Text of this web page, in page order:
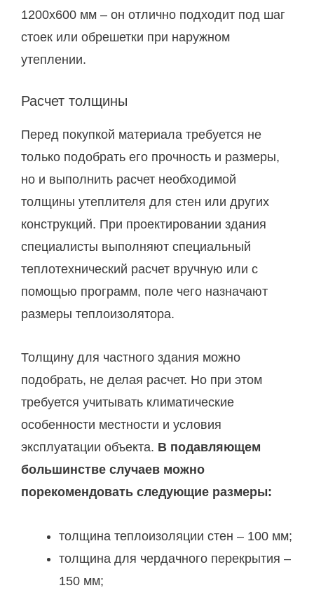
1200х600 мм – он отлично подходит под шаг
стоек или обрешетки при наружном
утеплении.
Расчет толщины
Перед покупкой материала требуется не
только подобрать его прочность и размеры,
но и выполнить расчет необходимой
толщины утеплителя для стен или других
конструкций. При проектировании здания
специалисты выполняют специальный
теплотехнический расчет вручную или с
помощью программ, поле чего назначают
размеры теплоизолятора.
Толщину для частного здания можно
подобрать, не делая расчет. Но при этом
требуется учитывать климатические
особенности местности и условия
эксплуатации объекта. В подавляющем
большинстве случаев можно
порекомендовать следующие размеры:
толщина теплоизоляции стен – 100 мм;
толщина для чердачного перекрытия –
150 мм;